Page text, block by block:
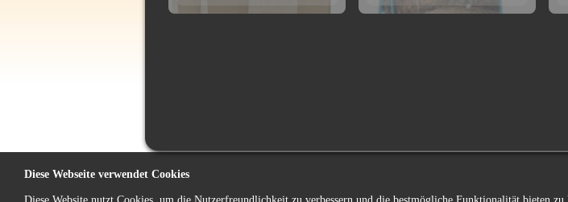
Diese Webseite verwendet Cookies